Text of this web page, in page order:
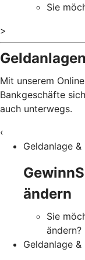
Sie
>
Mit unserem
Bankgeschäfte
auch unterwegs.
‹
Geldanlage &
ändern
Sie
ändern?
Geldanlage &